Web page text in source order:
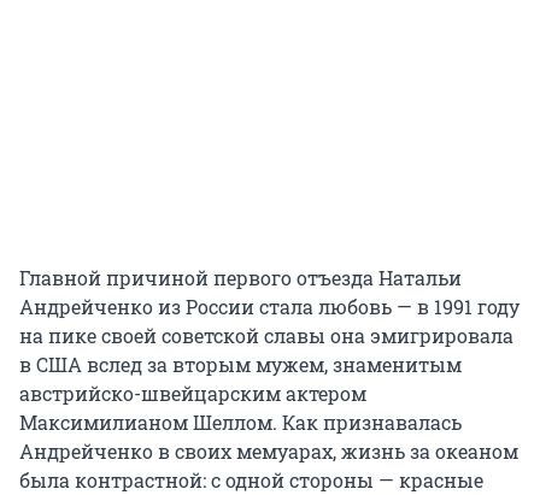
Главной причиной первого отъезда Натальи
Андрейченко из России стала любовь — в 1991 году
на пике своей советской славы она эмигрировала
в США вслед за вторым мужем, знаменитым
австрийско-швейцарским актером
Максимилианом Шеллом. Как признавалась
Андрейченко в своих мемуарах, жизнь за океаном
была контрастной: с одной стороны — красные